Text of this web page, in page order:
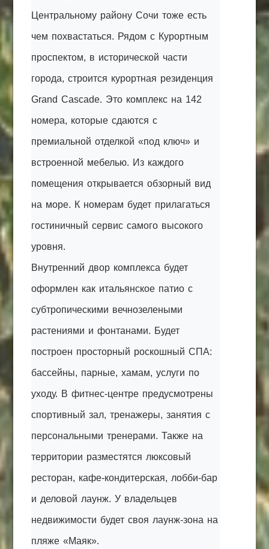
Центральному району Сочи тоже есть
чем похвастаться. Рядом с Курортным
проспектом, в исторической части
города, строится курортная резиденция
Grand Cascade. Это комплекс на 142
номера, которые сдаются с
премиальной отделкой «под ключ» и
встроенной мебелью. Из каждого
помещения открывается обзорный вид
на море. К номерам будет прилагаться
гостиничный сервис самого высокого
уровня.
Внутренний двор комплекса будет
оформлен как итальянское патио с
субтропическими вечнозелеными
растениями и фонтанами. Будет
построен просторный роскошный СПА:
бассейны, парные, хамам, услуги по
уходу. В фитнес-центре предусмотрены
спортивный зал, тренажеры, занятия с
персональными тренерами. Также на
территории разместятся люксовый
ресторан, кафе-кондитерская, лобби-бар
и деловой лаунж. У владельцев
недвижимости будет своя лаунж-зона на
пляже «Маяк».